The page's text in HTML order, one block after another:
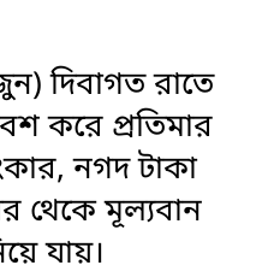
দিবাগত রাতে
করে প্রতিমার
নগদ টাকা
থেকে মূল্যবান
যায়।